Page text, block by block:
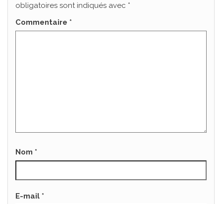
obligatoires sont indiqués avec *
Commentaire *
Nom *
E-mail *